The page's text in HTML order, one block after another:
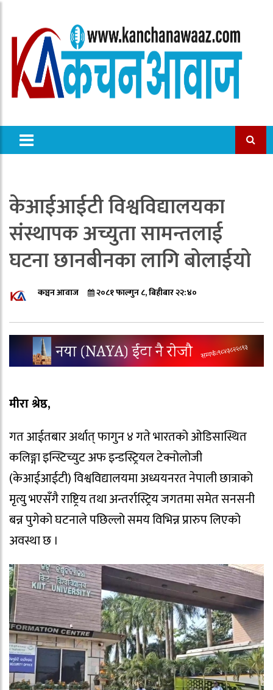
केआईआईटी विश्वविद्यालयका
संस्थापक अच्युता सामन्तलाई
घटना छानबीनका लागि बोलाईयो
कञ्चन आवाज २०८१ फाल्गुन ८, बिहीबार २२:४०
मीरा श्रेष्ठ,
गत आईतबार अर्थात् फागुन ४ गते भारतको ओडिसास्थित
कलिङ्गा इन्स्टिच्युट अफ इन्डस्ट्रियल टेक्नोलोजी
(केआईआईटी) विश्वविद्यालयमा अध्ययनरत नेपाली छात्राको
मृत्यु भएसँगै राष्ट्रिय तथा अन्तर्रास्ट्रिय जगतमा समेत सनसनी
बन्न पुगेको घटनाले पछिल्लो समय विभिन्न प्रारुप लिएको
अवस्था छ ।